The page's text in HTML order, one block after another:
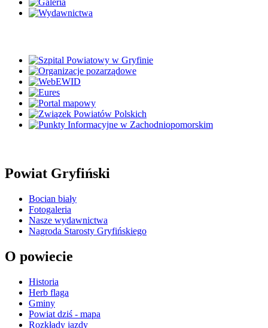
Powiat Gryfiński
Bocian biały
Fotogaleria
Nasze wydawnictwa
Nagroda Starosty Gryfińskiego
O powiecie
Historia
Herb flaga
Gminy
Powiat dziś - mapa
Rozkłady jazdy